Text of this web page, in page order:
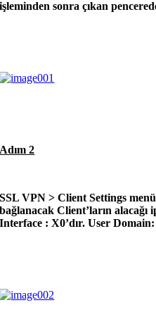
işleminden sonra çıkan
Adım 2
SSL VPN > Client Settings
bağlanacak Client’ların alacağı
Interface : X0’dır.User Domain